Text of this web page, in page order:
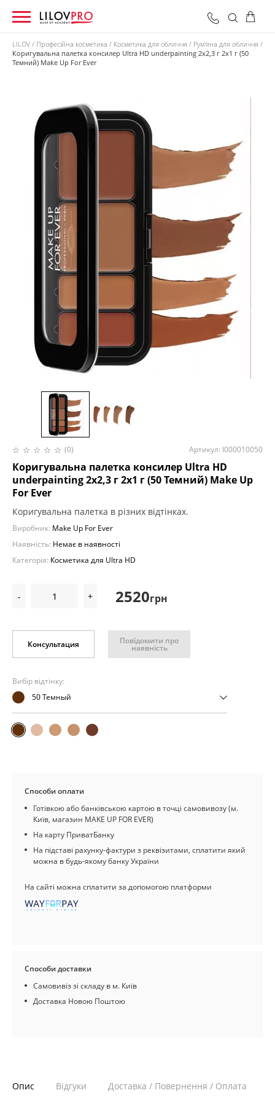
LILOV Професійна косметика Косметика для обличчя
Рум'яна для обличчя
Коригувальна палетка консилер Ultra HD underpainting 2х2,3 г 2х1 г (50
Темний) Make Up For Ever
(0) Артикул: I000010050
Коригувальна палетка консилер Ultra HD
underpainting 2х2,3 г 2х1 г (50 Темний) Make Up
For Ever
Коригувальна палетка в різних відтінках.
Виробник: Make Up For Ever
Наявність: Немає в наявності
Категорія: Косметика для Ultra HD
- + 2520грн
Консультация Повідомити про
наявність
Вибір відтінку:
50 Темный
Способи оплати
Готівкою або банківською картою в точці самовивозу (м.
Київ, магазин MAKE UP FOR EVER)
На карту ПриватБанку
На підставі рахунку-фактури з реквізитами, сплатити який
можна в будь-якому банку України
На сайті можна сплатити за допомогою платформи
Способи доставки
Самовивіз зі складу в м. Київ
Доставка Новою Поштою
Опис Відгуки Доставка / Повернення / Оплата